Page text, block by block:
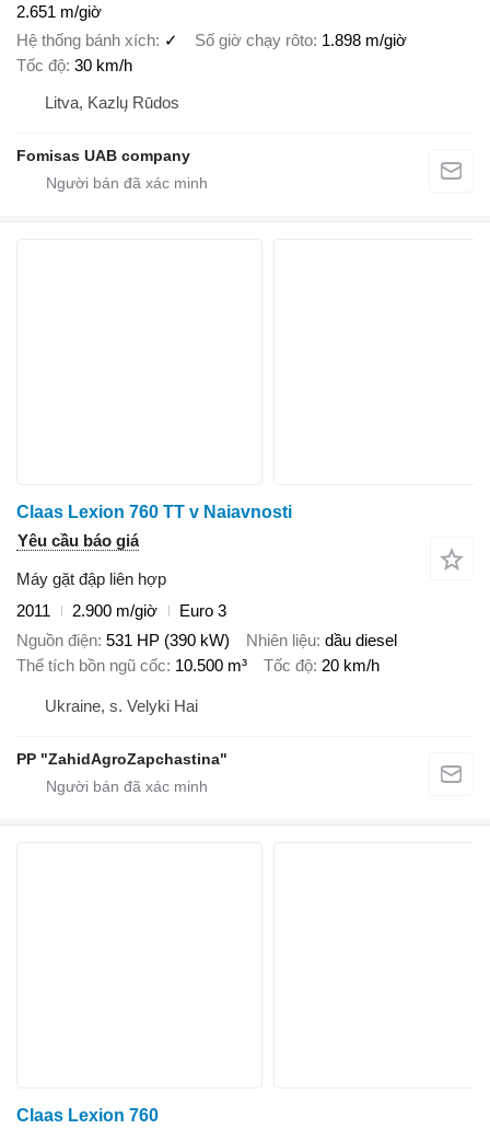
2.651 m/giờ
Hệ thống bánh xích ✓ Số giờ chạy rôto 1.898 m/giờ
Tốc độ 30 km/h
Litva, Kazlų Rūdos
Fomisas UAB company
Claas Lexion 760 TT v Naiavnosti
Yêu cầu báo giá
Máy gặt đập liên hợp
2011
2.900 m/giờ
Euro 3
Nguồn điện 531 HP (390 kW) Nhiên liệu dầu diesel
Thể tích bồn ngũ cốc 10.500 m³ Tốc độ 20 km/h
Ukraine, s. Velyki Hai
PP "ZahidAgroZapchastina"
Claas Lexion 760